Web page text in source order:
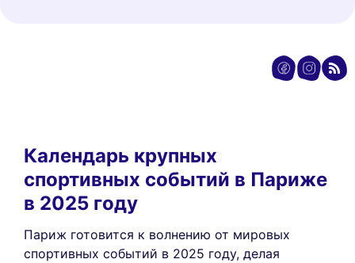
Календарь крупных
спортивных событий в Париже
в 2025 году
Париж готовится к волнению от мировых
спортивных событий в 2025 году, делая